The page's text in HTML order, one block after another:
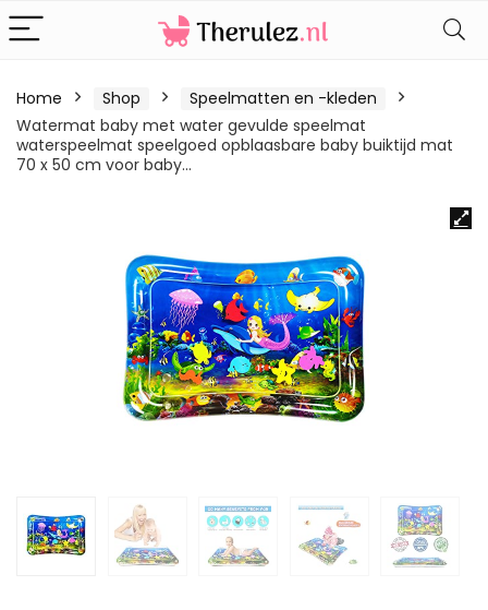
Home Shop
Speelmatten en -kleden
Watermat baby met water gevulde speelmat
waterspeelmat speelgoed opblaasbare baby buiktijd mat
70 x 50 cm voor baby…